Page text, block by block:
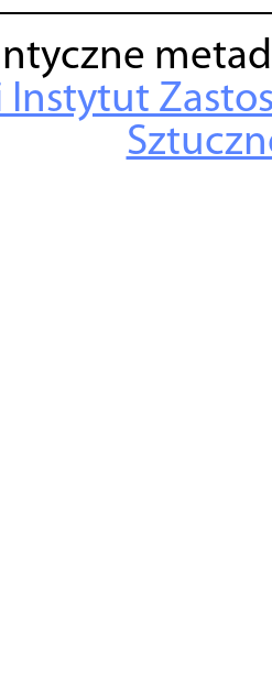
Instytut